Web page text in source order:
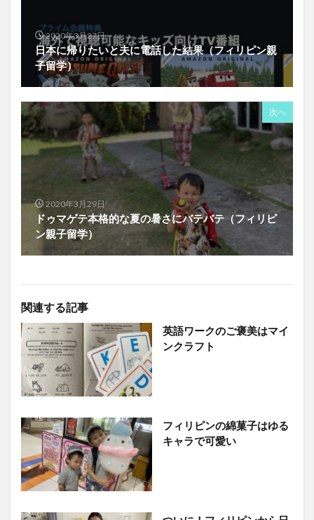
2020年3月27日
日本に帰りたいと夫に電話した結果（フィリピン親
子留学）
次へ
2020年3月29日
ドゥマゲテ本格的な夏の暑さにバテバテ（フィリピ
ン親子留学）
関連する記事
英語ワークのご褒美はマイ
ンクラフト
フィリピンの綿菓子はゆる
キャラで可愛い